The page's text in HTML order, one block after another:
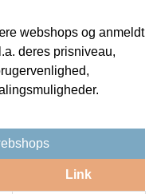
webshops og anmeldt
deres prisniveau,
Link